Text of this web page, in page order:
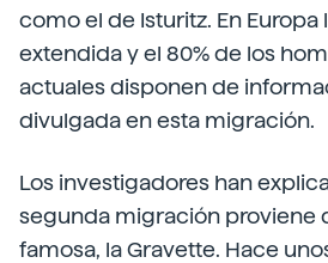
como el de Isturitz. En
extendida y el 80% de los
actuales disponen de
divulgada en esta migración.
Los investigadores han
segunda migración proviene
famosa, la Gravette. Hace